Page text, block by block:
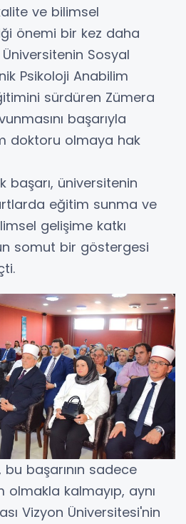
ve bilimsel
önemi bir kez daha
Sosyal
Psikoloji Anabilim
sürdüren Zümera
başarıyla
doktoru olmaya hak
başarı, üniversitenin
eğitim sunma ve
gelişime katkı
somut bir göstergesi
başarının sadece
olmakla kalmayıp, aynı
Vizyon Üniversitesi'nin